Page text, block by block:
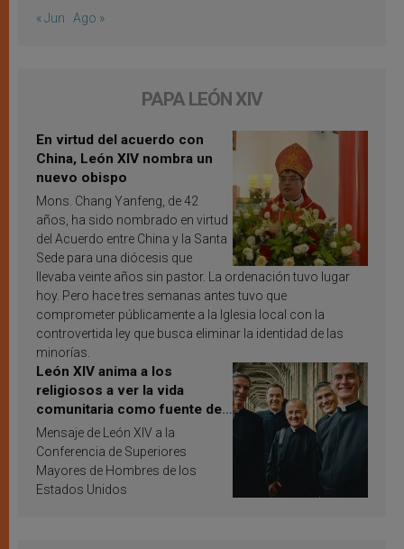
« Jun Ago »
PAPA LEÓN XIV
En virtud del acuerdo con
China, León XIV nombra un
nuevo obispo
Mons. Chang Yanfeng, de 42
años, ha sido nombrado en virtud
del Acuerdo entre China y la Santa
Sede para una diócesis que
llevaba veinte años sin pastor. La ordenación tuvo lugar
hoy. Pero hace tres semanas antes tuvo que
comprometer públicamente a la Iglesia local con la
controvertida ley que busca eliminar la identidad de las
minorías.
León XIV anima a los
religiosos a ver la vida
comunitaria como fuente de
inspiración y santificación
Mensaje de León XIV a la
Conferencia de Superiores
Mayores de Hombres de los
Estados Unidos